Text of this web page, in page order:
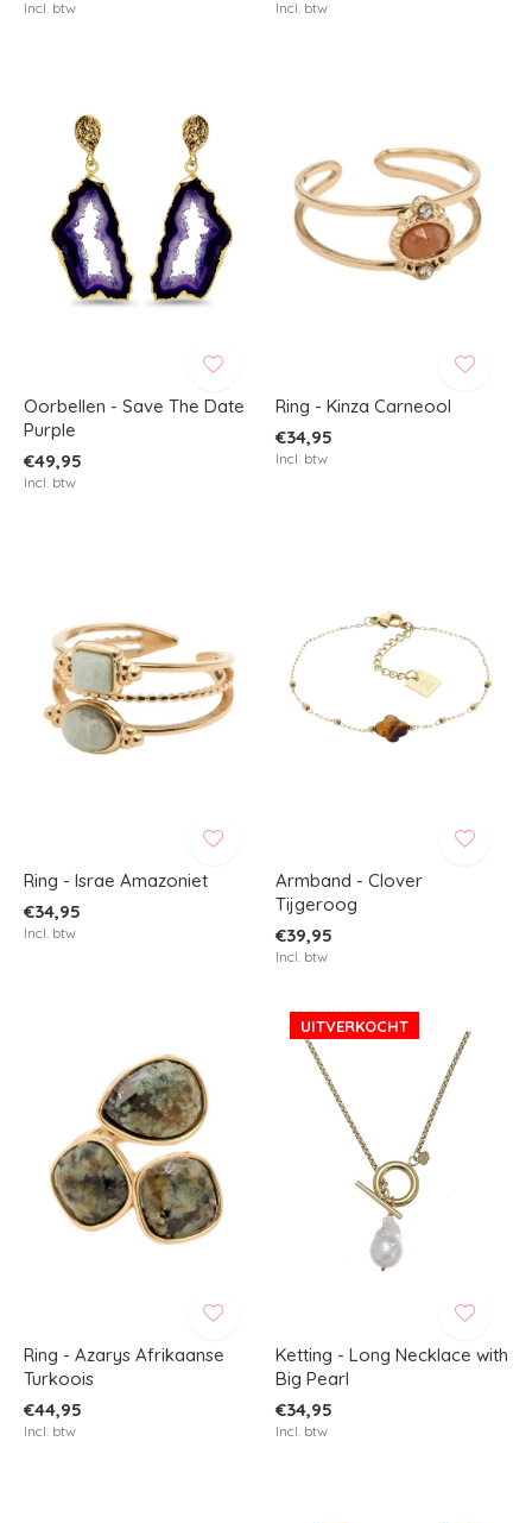
Incl. btw Incl. btw
Oorbellen - Save The Date
Purple
€49,95
Incl. btw
Ring - Kinza Carneool
€34,95
Incl. btw
Ring - Israe Amazoniet
€34,95
Incl. btw
Armband - Clover
Tijgeroog
€39,95
Incl. btw
Ring - Azarys Afrikaanse
Turkoois
€44,95
Incl. btw
UITVERKOCHT
Ketting - Long Necklace with
Big Pearl
€34,95
Incl. btw